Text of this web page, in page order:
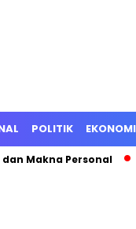
POLITIK EKONOMI
Makna Personal